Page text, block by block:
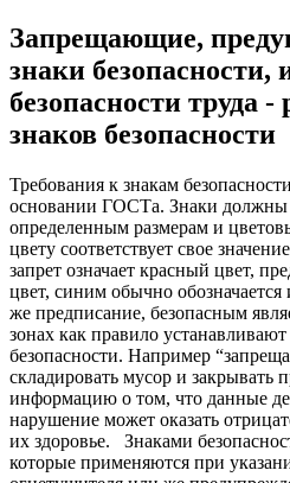
Запрещающие,
знаки безопасности,
безопасности труда -
знаков безопасности
Требования к знакам
основании ГОСТа. Знаки должны
определенным размерам и
цвету соответствует свое
запрет означает красный цвет,
цвет, синим обычно
же предписание, безопасным
зонах как правило
безопасности. Например
складировать мусор и закрывать
информацию о том, что данные
нарушение может оказать
их здоровье.
Знаками
которые применяются при